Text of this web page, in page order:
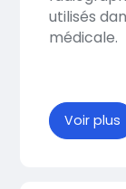
utilisés
médicale.
Voir plus